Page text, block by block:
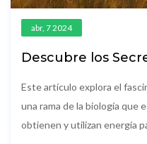
abr, 7 2024
Descubre los
Mejorar tu
Este artículo explora el
una rama de la biología que
obtienen y utilizan energía